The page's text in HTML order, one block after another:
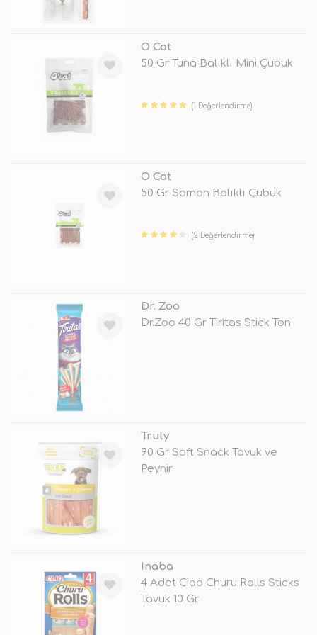
O Cat
50 Gr Tuna Balıklı Mini Çubuk
(1 Değerlendirme)
O Cat
50 Gr Somon Balıklı Çubuk
(2 Değerlendirme)
Dr. Zoo
Dr.Zoo 40 Gr Tiritas Stick Ton
Truly
90 Gr Soft Snack Tavuk ve
Peynir
Inaba
4 Adet Ciao Churu Rolls Sticks
Tavuk 10 Gr